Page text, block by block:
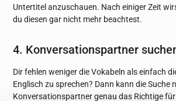
Untertitel anzuschauen. Nach einiger Zeit
du diesen gar nicht mehr beachtest.
4. Konversationspartner
Dir fehlen weniger die Vokabeln als einfach
Englisch zu sprechen? Dann kann die Suche
Konversationspartner genau das Richtige für